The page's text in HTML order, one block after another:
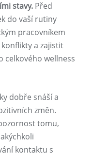
stavy. Před
do vaší rutiny
pracovníkem
a zajistit
celkového wellness
dobře snáší a
změn.
tomu,
kontaktu s